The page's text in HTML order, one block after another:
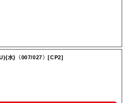
水}〈007/027〉[CP2]